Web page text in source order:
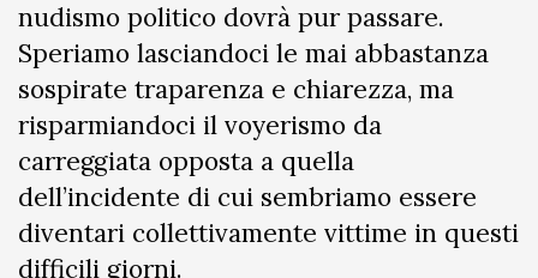
nudismo politico dovrà pur passare.
Speriamo lasciandoci le mai abbastanza
sospirate traparenza e chiarezza, ma
risparmiandoci il voyerismo da
carreggiata opposta a quella
dell’incidente di cui sembriamo essere
diventari collettivamente vittime in questi
difficili giorni.